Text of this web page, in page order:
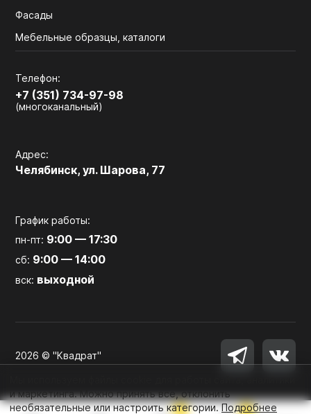
0 0
Фасады
Мебельные образцы, каталоги
Телефон:
+7 (351) 734-97-98
(многоканальный)
Адрес:
Челябинск, ул. Шарова, 77
График работы:
пн-пт: 9:00 — 17:30
сб: 9:00 — 14:00
вск: выходной
2026 © "Квадрат"
и маркетинга. Можно принять все, отклонить
необязательные или настроить категории.Подробнее